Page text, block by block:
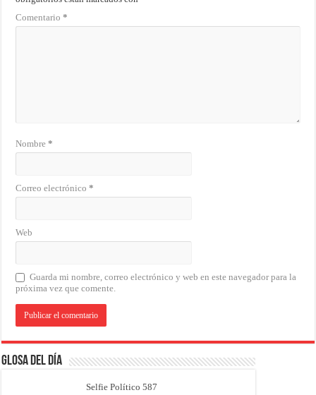
Comentario*
Nombre*
Correo electrónico*
Web
Guarda mi nombre, correo electrónico y web en este navegador para la
próxima vez que comente.
Glosa del Día
Selfie Político 587